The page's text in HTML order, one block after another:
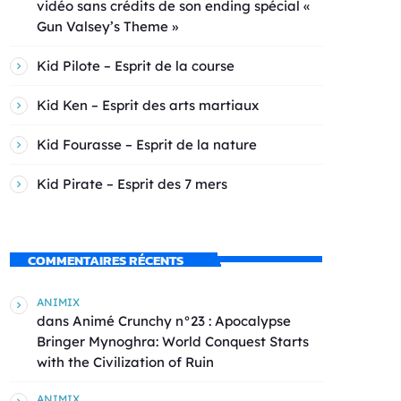
vidéo sans crédits de son ending spécial «
Gun Valsey’s Theme »
Kid Pilote – Esprit de la course
Kid Ken – Esprit des arts martiaux
Kid Fourasse – Esprit de la nature
Kid Pirate – Esprit des 7 mers
COMMENTAIRES RÉCENTS
ANIMIX
dans Animé Crunchy n°23 : Apocalypse
Bringer Mynoghra: World Conquest Starts
with the Civilization of Ruin